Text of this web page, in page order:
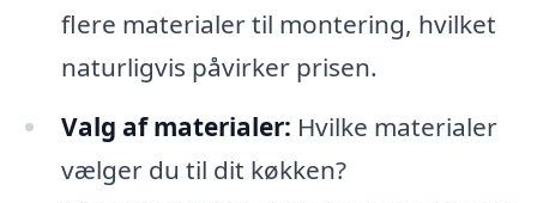
flere materialer til montering, hvilket
naturligvis påvirker prisen.
Valg af materialer: Hvilke materialer
vælger du til dit køkken?